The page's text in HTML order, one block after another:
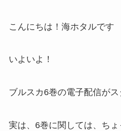
こんにちは！海ホタルです
いよいよ！
ブルスカ6巻の電子配信がス
実は、6巻に関しては、ち